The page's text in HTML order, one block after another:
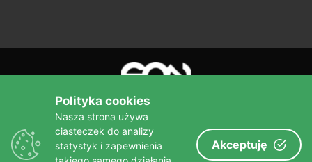
Więcej niż książka!
Polityka cookies
Nasza strona używa
ciasteczek do analizy
statystyk i zapewnienia
Akceptuję